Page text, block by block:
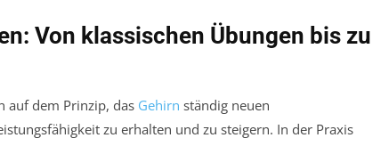
Von klassischen Übungen bis zu
auf dem Prinzip, das Gehirn ständig neuen
zu erhalten und zu steigern. In der Praxis